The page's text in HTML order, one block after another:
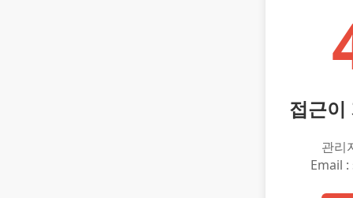
접근이
관리
Email